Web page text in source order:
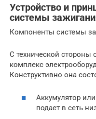
Устройство и
системы
Компоненты системы
С технической стороны
комплекс
Конструктивно она
Аккумулятор
подает в сеть